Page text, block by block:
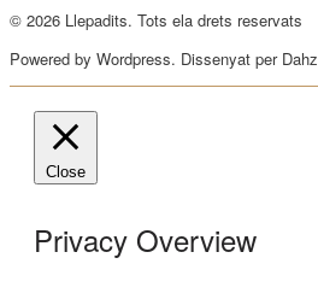
© 2026 Llepadits. Tots ela drets reservats
Powered by Wordpress. Dissenyat per Dahz
Close
Privacy Overview